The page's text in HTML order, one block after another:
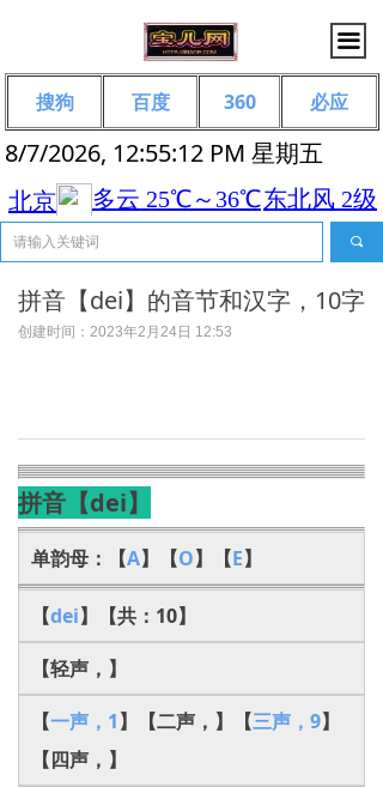
끀
8/7/2026, 12:55:12 PM 星期五
끠
搜狗 百度 360 必应
拼音【dei】的音节和汉字，10字
创建时间： 2023年2月24日 12:53
拼音【dei】
单韵母：【A】【O】【E】
【dei】【共：10】
【轻声，】
【一声，1】【二声，】【三声，9】
【四声，】